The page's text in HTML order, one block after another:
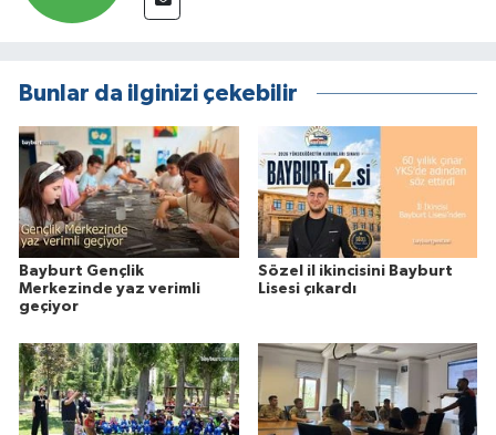
Bunlar da ilginizi çekebilir
Bayburt Gençlik
Merkezinde yaz verimli
geçiyor
Sözel il ikincisini Bayburt
Lisesi çıkardı